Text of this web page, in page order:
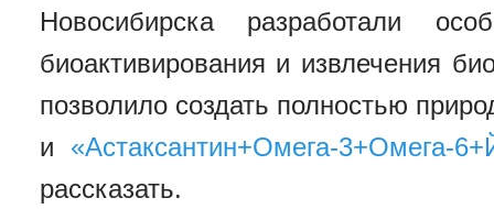
Новосибирска разработали
биоактивирования и извлечения
позволило создать полностью
и «Астаксантин+Омега-3+Омега-
рассказать.